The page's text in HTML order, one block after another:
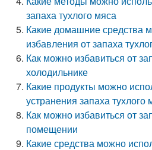
запаха тухлого мяса
Какие домашние средства
избавления от запаха
Как можно избавиться от
холодильнике
Какие продукты можно
устранения запаха тухлого
Как можно избавиться от
помещении
Какие средства можно